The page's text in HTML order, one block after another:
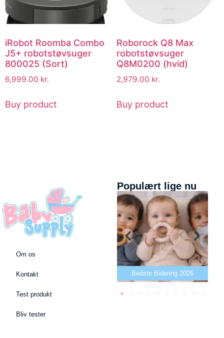
iRobot Roomba Combo
J5+ robotstøvsuger
800025 (Sort)
6,999.00 kr.
Buy product
Roborock Q8 Max
robotstøvsuger
Q8M0200 (hvid)
2,979.00 kr.
Buy product
Om os
Kontakt
Test produkt
Bliv tester
Populært lige nu
Bedste puslepude 2026 Bedste Bidering 2026